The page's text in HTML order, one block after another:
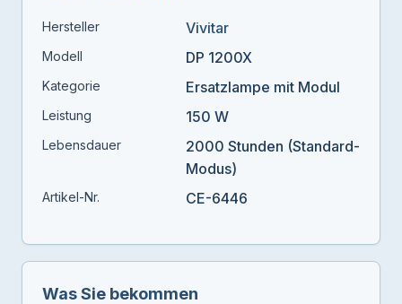
Hersteller Vivitar
Modell DP 1200X
Kategorie Ersatzlampe mit Modul
Leistung 150 W
Lebensdauer
2000 Stunden (Standard-
Modus)
Artikel-Nr. CE-6446
Was Sie bekommen